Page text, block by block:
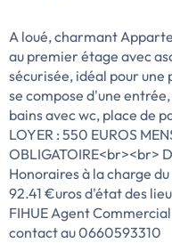
A loué, charmant
au premier étage avec
sécurisée, idéal pour
se compose d'une
bains avec wc, place de
LOYER : 550 EUROS
OBLIGATOIRE<br><br>
Honoraires à la charge
92.41 €uros d'état des
FIHUE Agent Commercial
contact au 0660593310